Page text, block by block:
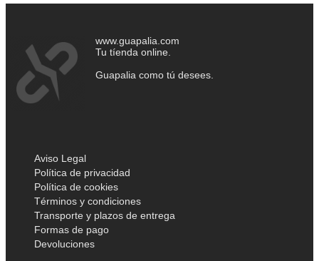
www.guapalia.com
Tu tíenda online.
Guapalia como tú desees.
Aviso Legal
Política de privacidad
Política de cookies
Términos y condiciones
Transporte y plazos de entrega
Formas de pago
Devoluciones